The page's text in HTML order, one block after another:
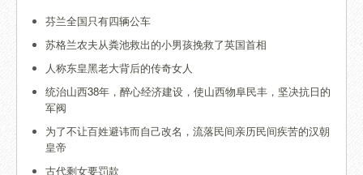
芬兰全国只有四辆公车
苏格兰农夫从粪池救出的小男孩挽救了英国首相
人称东皇黑老大背后的传奇女人
统治山西38年，醉心经济建设，使山西物阜民丰，坚决抗日的
军阀
为了不让百姓避讳而自己改名，流落民间亲历民间疾苦的汉朝
皇帝
古代剩女要罚款